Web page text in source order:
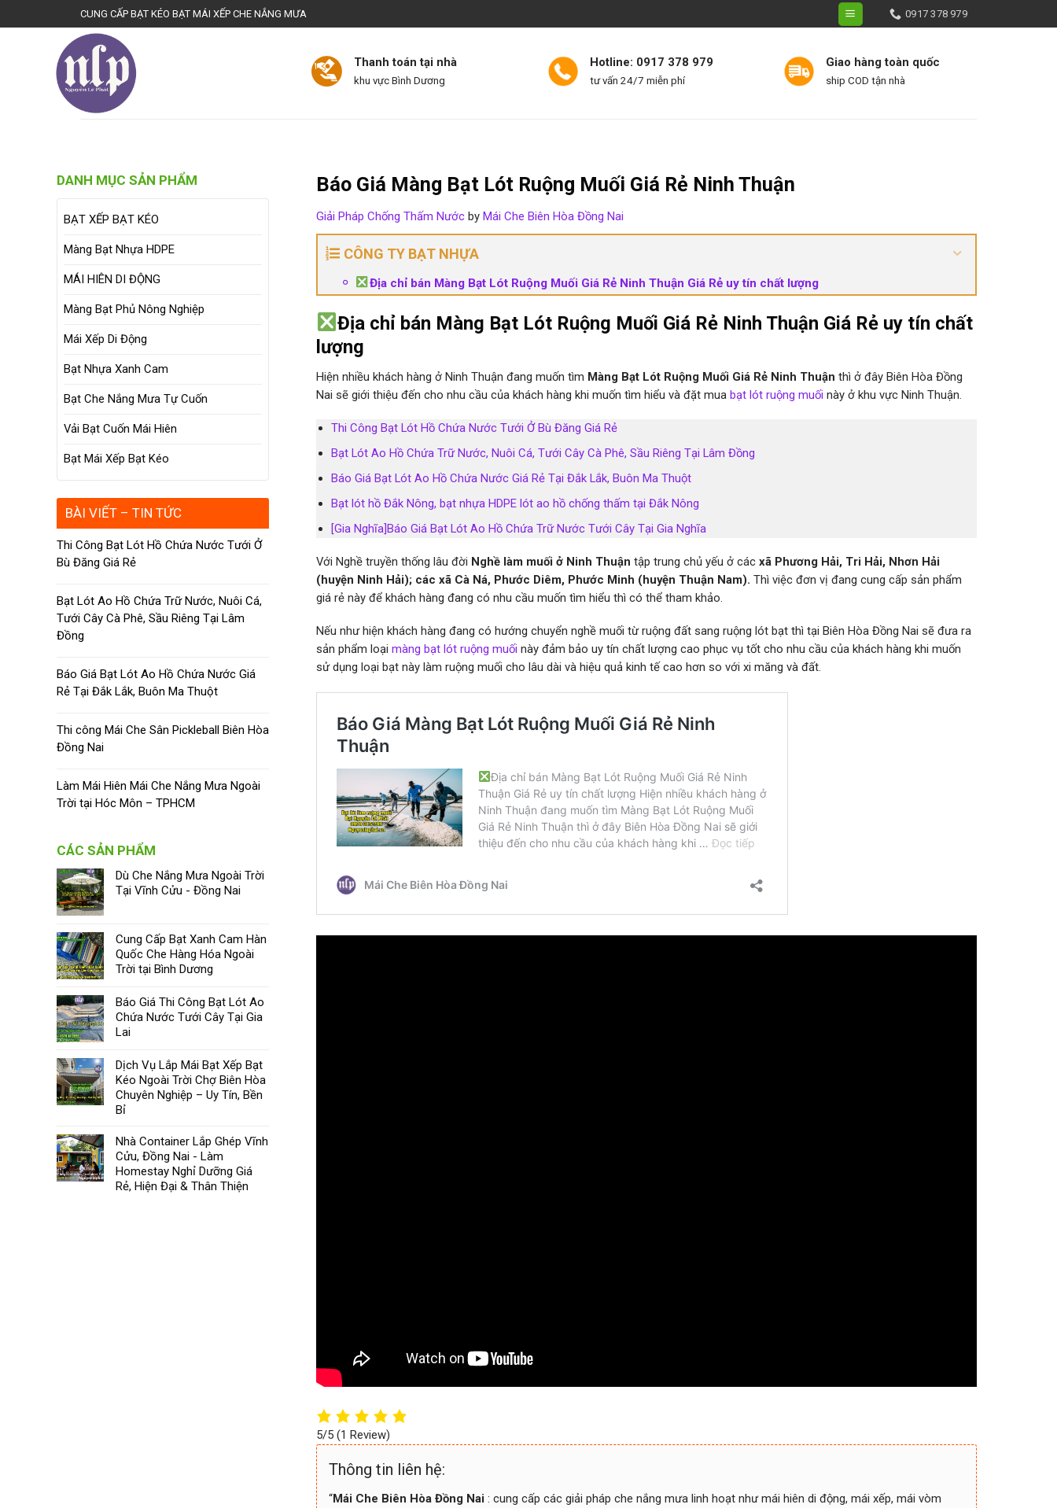
Bienhoadongnai.netCUNG CẤP BẠT KÉO BẠT MÁI XẾP CHE NẮNG MƯA 0917 378 979
Thanh toán tại nhà
khu vực Bình Dương
Hotline: 0917 378 979
tư vấn 24/7 miễn phí
Giao hàng toàn quốc
ship COD tận nhà
DANH MỤC SẢN PHẨM
BẠT XẾP BẠT KÉO
Màng Bạt Nhựa HDPE
MÁI HIÊN DI ĐỘNG
Màng Bạt Phủ Nông Nghiệp
Mái Xếp Di Động
Bạt Nhựa Xanh Cam
Bạt Che Nắng Mưa Tự Cuốn
Vải Bạt Cuốn Mái Hiên
Bạt Mái Xếp Bạt Kéo
BÀI VIẾT – TIN TỨC
Thi Công Bạt Lót Hồ Chứa Nước Tưới Ở
Bù Đăng Giá Rẻ
Bạt Lót Ao Hồ Chứa Trữ Nước, Nuôi Cá,
Tưới Cây Cà Phê, Sầu Riêng Tại Lâm
Đồng
Báo Giá Bạt Lót Ao Hồ Chứa Nước Giá
Rẻ Tại Đắk Lắk, Buôn Ma Thuột
Thi công Mái Che Sân Pickleball Biên Hòa
Đồng Nai
Làm Mái Hiên Mái Che Nắng Mưa Ngoài
Trời tại Hóc Môn – TPHCM
CÁC SẢN PHẨM
Dù Che Nắng Mưa Ngoài Trời
Tại Vĩnh Cửu - Đồng Nai
Cung Cấp Bạt Xanh Cam Hàn
Quốc Che Hàng Hóa Ngoài
Trời tại Bình Dương
Báo Giá Thi Công Bạt Lót Ao
Chứa Nước Tưới Cây Tại Gia
Lai
Dịch Vụ Lắp Mái Bạt Xếp Bạt
Kéo Ngoài Trời Chợ Biên Hòa
Chuyên Nghiệp – Uy Tín, Bền
Bỉ
Nhà Container Lắp Ghép Vĩnh
Cửu, Đồng Nai - Làm
Homestay Nghỉ Dưỡng Giá
Rẻ, Hiện Đại & Thân Thiện
Báo Giá Màng Bạt Lót Ruộng Muối Giá Rẻ Ninh Thuận
Giải Pháp Chống Thấm Nước by Mái Che Biên Hòa Đồng Nai
CÔNG TY BẠT NHỰA
Địa chỉ bán Màng Bạt Lót Ruộng Muối Giá Rẻ Ninh Thuận Giá Rẻ uy tín chất lượng
Địa chỉ bán Màng Bạt Lót Ruộng Muối Giá Rẻ Ninh Thuận Giá Rẻ uy tín chất
lượng
Hiện nhiều khách hàng ở Ninh Thuận đang muốn tìm Màng Bạt Lót Ruộng Muối Giá Rẻ Ninh Thuận thì ở đây Biên Hòa Đồng
Nai sẽ giới thiệu đến cho nhu cầu của khách hàng khi muốn tìm hiểu và đặt mua bạt lót ruộng muối này ở khu vực Ninh Thuận.
Thi Công Bạt Lót Hồ Chứa Nước Tưới Ở Bù Đăng Giá Rẻ
Bạt Lót Ao Hồ Chứa Trữ Nước, Nuôi Cá, Tưới Cây Cà Phê, Sầu Riêng Tại Lâm Đồng
Báo Giá Bạt Lót Ao Hồ Chứa Nước Giá Rẻ Tại Đắk Lắk, Buôn Ma Thuột
Bạt lót hồ Đắk Nông, bạt nhựa HDPE lót ao hồ chống thấm tại Đắk Nông
[Gia Nghĩa]Báo Giá Bạt Lót Ao Hồ Chứa Trữ Nước Tưới Cây Tại Gia Nghĩa
Với Nghề truyền thống lâu đời Nghề làm muối ở Ninh Thuận tập trung chủ yếu ở các xã Phương Hải, Tri Hải, Nhơn Hải
(huyện Ninh Hải); các xã Cà Ná, Phước Diêm, Phước Minh (huyện Thuận Nam). Thì việc đơn vị đang cung cấp sản phẩm
giá rẻ này để khách hàng đang có nhu cầu muốn tìm hiểu thì có thể tham khảo.
Nếu như hiện khách hàng đang có hướng chuyển nghề muối từ ruộng đất sang ruộng lót bạt thì tại Biên Hòa Đồng Nai sẽ đưa ra
sản phẩm loại màng bạt lót ruộng muối này đảm bảo uy tín chất lượng cao phục vụ tốt cho nhu cầu của khách hàng khi muốn
sử dụng loại bạt này làm ruộng muối cho lâu dài và hiệu quả kinh tế cao hơn so với xi măng và đất.
5/5 (1 Review)
Thông tin liên hệ:
“Mái Che Biên Hòa Đồng Nai : cung cấp các giải pháp che nắng mưa linh hoạt như mái hiên di động, mái xếp, mái vòm